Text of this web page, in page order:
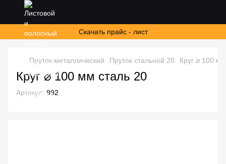
Скачать прайс - лист
Пруток металлический Пруток стальной 20 Круг ⌀ 100
Круг ⌀ 100 мм сталь 20
Артикул: 992